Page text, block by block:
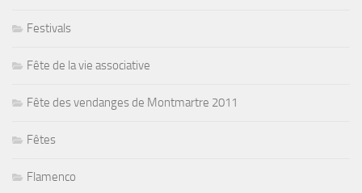
Festivals
Fête de la vie associative
Fête des vendanges de Montmartre 2011
Fêtes
Flamenco